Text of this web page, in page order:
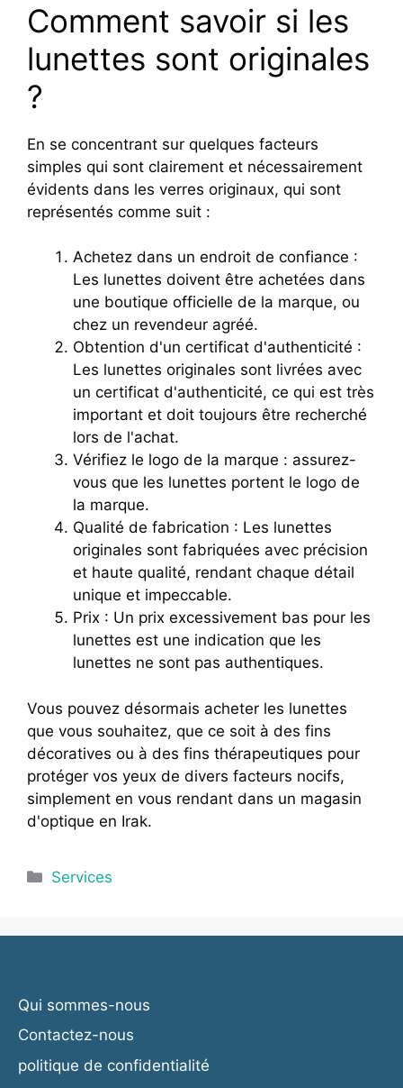
Comment savoir si les
lunettes sont originales
?
En se concentrant sur quelques facteurs
simples qui sont clairement et nécessairement
évidents dans les verres originaux, qui sont
représentés comme suit :
Achetez dans un endroit de confiance :
Les lunettes doivent être achetées dans
une boutique officielle de la marque, ou
chez un revendeur agréé.
Obtention d'un certificat d'authenticité :
Les lunettes originales sont livrées avec
un certificat d'authenticité, ce qui est très
important et doit toujours être recherché
lors de l'achat.
Vérifiez le logo de la marque : assurez-
vous que les lunettes portent le logo de
la marque.
Qualité de fabrication : Les lunettes
originales sont fabriquées avec précision
et haute qualité, rendant chaque détail
unique et impeccable.
Prix : Un prix excessivement bas pour les
lunettes est une indication que les
lunettes ne sont pas authentiques.
Vous pouvez désormais acheter les lunettes
que vous souhaitez, que ce soit à des fins
décoratives ou à des fins thérapeutiques pour
protéger vos yeux de divers facteurs nocifs,
simplement en vous rendant dans un magasin
d'optique en Irak.
Catégories
Services
Qui sommes-nous
Contactez-nous
politique de confidentialité